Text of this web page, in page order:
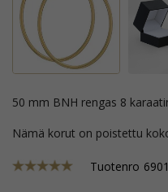
50 mm BNH rengas 8
Nämä korut on poistettu
Tuotenro 6901